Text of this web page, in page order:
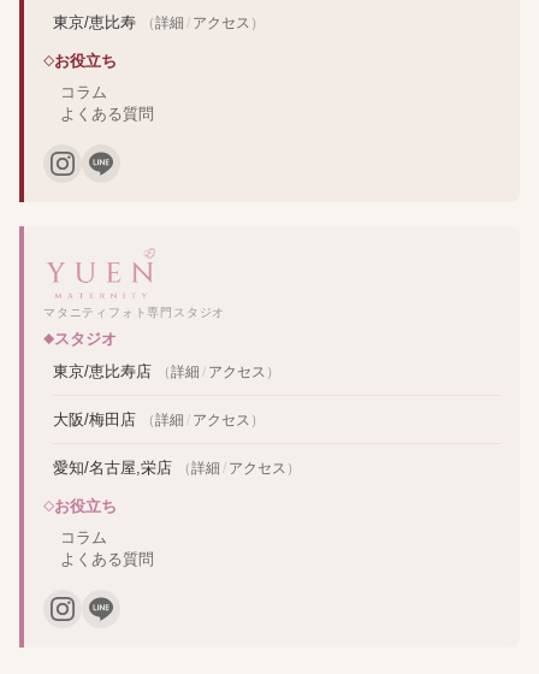
東京/恵比寿
（詳細 / アクセス ）
お役立ち
コラム
よくある質問
マタニティフォト専門スタジオ
スタジオ
東京/恵比寿店
（詳細 / アクセス ）
大阪/梅田店 （詳細 / アクセス ）
愛知/名古屋,栄店 （詳細 / アクセス ）
お役立ち
コラム
よくある質問